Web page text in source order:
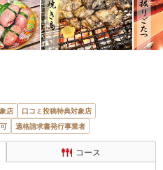
店
口コミ投稿特典対象店
適格請求書発行事業者
コース